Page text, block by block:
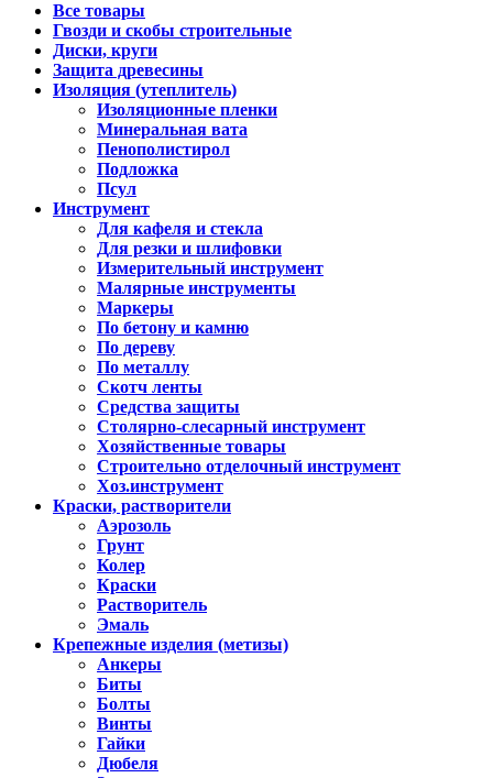
Все товары
Гвозди и скобы строительные
Диски, круги
Защита древесины
Изоляция (утеплитель)
Изоляционные пленки
Минеральная вата
Пенополистирол
Подложка
Псул
Инструмент
Для кафеля и стекла
Для резки и шлифовки
Измерительный инструмент
Малярные инструменты
Маркеры
По бетону и камню
По дереву
По металлу
Скотч ленты
Средства защиты
Столярно-слесарный инструмент
Хозяйственные товары
Строительно отделочный инструмент
Хоз.инструмент
Краски, растворители
Аэрозоль
Грунт
Колер
Краски
Растворитель
Эмаль
Крепежные изделия (метизы)
Анкеры
Биты
Болты
Винты
Гайки
Дюбеля